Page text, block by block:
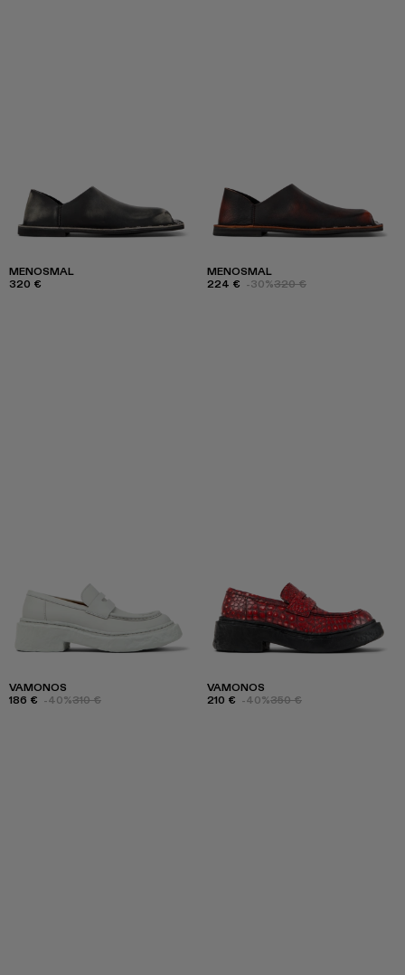
MENOSMAL
320 €
MENOSMAL
224 € -30%320 €
VAMONOS
186 € -40%310 €
VAMONOS
210 € -40%350 €